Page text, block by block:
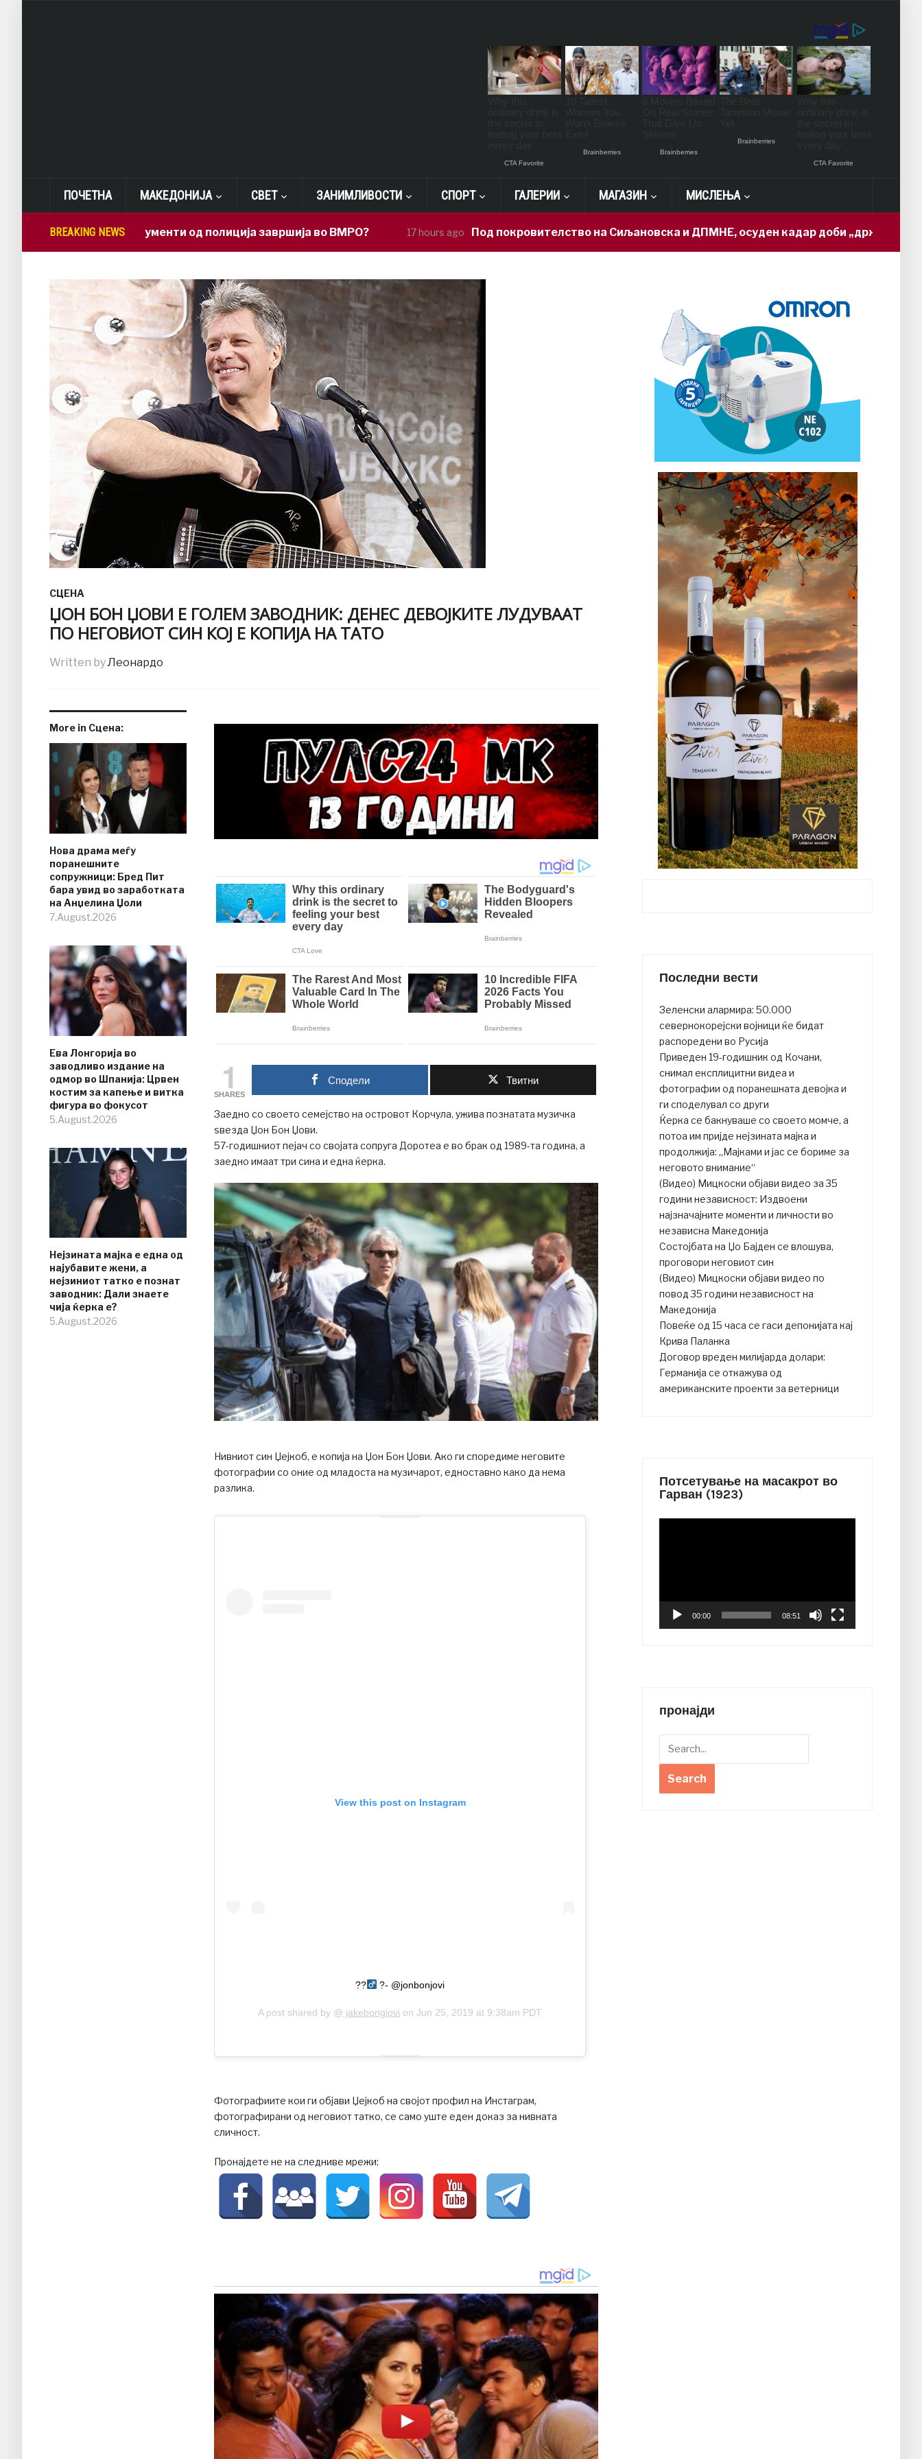
ПОЧЕТНА МАКЕДОНИЈА СВЕТ ЗАНИМЛИВОСТИ СПОРТ ГАЛЕРИИ МАГАЗИН МИСЛЕЊА
BREAKING NEWS
доверливи документи од полиција завршија во ВМРО? 17 hours ago Под покровителство на Сиљановска и ДПМНЕ, осуден кадар доби „државна тајна“ и
СЦЕНА
ЏОН БОН ЏОВИ Е ГОЛЕМ ЗАВОДНИК: ДЕНЕС ДЕВОЈКИТЕ ЛУДУВААТ
ПО НЕГОВИОТ СИН КОЈ Е КОПИЈА НА ТАТО
Written byЛеонардо
More in Сцена:
Нова драма меѓу
поранешните
сопружници: Бред Пит
бара увид во заработката
на Анџелина Џоли
7.August.2026
Ева Лонгорија во
заводливо издание на
одмор во Шпанија: Црвен
костим за капење и витка
фигура во фокусот
5.August.2026
Нејзината мајка е една од
најубавите жени, а
нејзиниот татко е познат
заводник: Дали знаете
чија ќерка е?
5.August.2026
1
SHARES
Сподели Твитни
Заедно со своето семејство на островот Корчула, ужива познатата музичка
ѕвезда Џон Бон Џови.
57-годишниот пејач со својата сопруга Доротеа е во брак од 1989-та година, а
заедно имаат три сина и една ќерка.
Нивниот син Џејкоб, е копија на Џон Бон Џови. Ако ги споредиме неговите
фотографии со оние од младоста на музичарот, едноставно како да нема
разлика.
View this post on Instagram
??‍ ?- @jonbonjovi
A post shared by @ jakebongiovi on Jun 25, 2019 at 9:38am PDT
Фотографиите кои ги објави Џејкоб на својот профил на Инстаграм,
фотографирани од неговиот татко, се само уште еден доказ за нивната
сличност.
Пронајдете не на следниве мрежи:
Последни вести
Зеленски алармира: 50.000
севернокорејски војници ќе бидат
распоредени во Русија
Приведен 19-годишник од Кочани,
снимал експлицитни видеа и
фотографии од поранешната девојка и
ги споделувал со други
Ќерка се бакнуваше со своето момче, а
потоа им пријде нејзината мајка и
продолжија: „Мајками и јас се бориме за
неговото внимание“
(Видео) Мицкоски објави видео за 35
години независност: Издвоени
најзначајните моменти и личности во
независна Македонија
Состојбата на Џо Бајден се влошува,
проговори неговиот син
(Видео) Мицкоски објави видео по
повод 35 години независност на
Македонија
Повеќе од 15 часа се гаси депонијата кај
Крива Паланка
Договор вреден милијарда долари:
Германија се откажува од
американските проекти за ветерници
Потсетување на масакрот во
Гарван (1923)
00:00 08:51
пронајди